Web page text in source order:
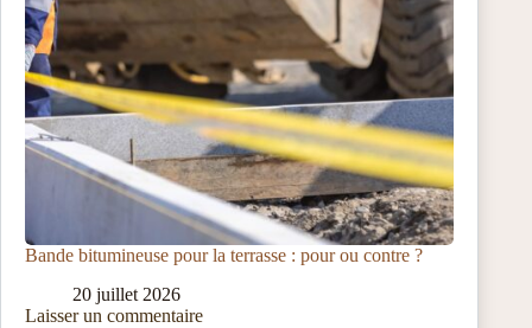
Bande bitumineuse pour la terrasse : pour ou contre ?
20 juillet 2026
Laisser un commentaire